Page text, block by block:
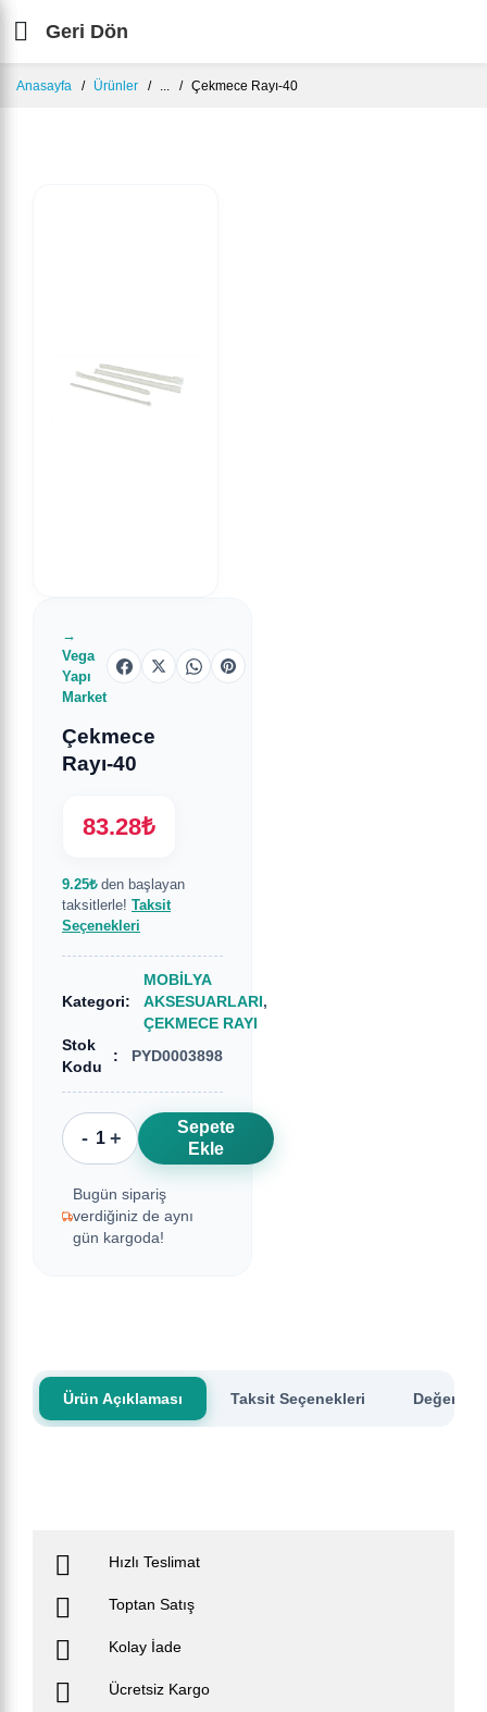
Geri Dön
Anasayfa Ürünler ... Çekmece Rayı-40
→
Vega
Yapı
Market
Çekmece
Rayı-40
83.28₺
9.25₺den başlayan
taksitlerle! Taksit
Seçenekleri
Kategori:
MOBİLYA
AKSESUARLARI ,
ÇEKMECE RAYI
Stok
Kodu
: PYD0003898
- +
Sepete
Ekle
Bugün sipariş
verdiğiniz de aynı
gün kargoda!
Ürün Açıklaması Taksit Seçenekleri
Hızlı Teslimat
Toptan Satış
Kolay İade
Ücretsiz Kargo